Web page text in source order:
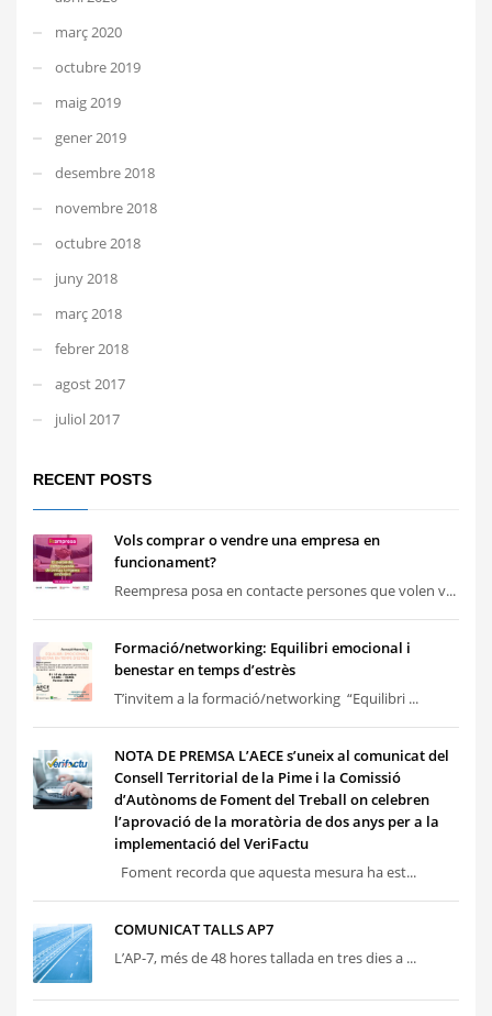
març 2020
octubre 2019
maig 2019
gener 2019
desembre 2018
novembre 2018
octubre 2018
juny 2018
març 2018
febrer 2018
agost 2017
juliol 2017
RECENT POSTS
Vols comprar o vendre una empresa en
funcionament?
Reempresa posa en contacte persones que volen v...
Formació/networking: Equilibri emocional i
benestar en temps d’estrès
T’invitem a la formació/networking “Equilibri ...
NOTA DE PREMSA L’AECE s’uneix al comunicat del
Consell Territorial de la Pime i la Comissió
d’Autònoms de Foment del Treball on celebren
l’aprovació de la moratòria de dos anys per a la
implementació del VeriFactu
Foment recorda que aquesta mesura ha est...
COMUNICAT TALLS AP7
L’AP-7, més de 48 hores tallada en tres dies a ...